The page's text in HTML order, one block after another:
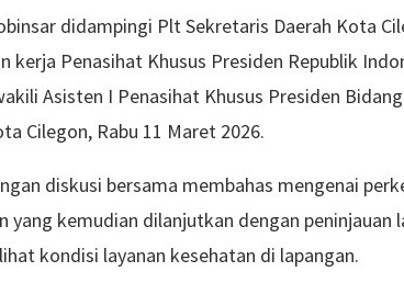
didampingi Plt Sekretaris Daerah Kota
kerja Penasihat Khusus Presiden Republik
Asisten I Penasihat Khusus Presiden
Cilegon, Rabu 11 Maret 2026.
diskusi bersama membahas mengenai
yang kemudian dilanjutkan dengan peninjauan
kondisi layanan kesehatan di lapangan.